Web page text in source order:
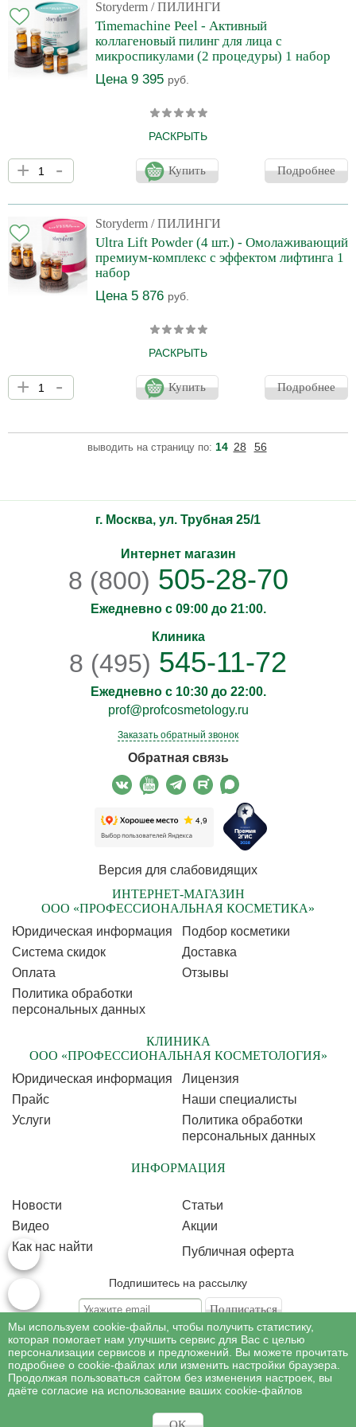
фибробласты к пролиферативной и синтетической активности в
самой «убитой» зоне. Кожа становится плотнее, выталкиваются
морщины, выравнивается рельеф! Гранулированные
биологически ак
Storyderm / ПИЛИНГИ
Timemachine Peel - Активный
коллагеновый пилинг для лица с
микроспикулами (2 процедуры) 1 набор
Цена 9 395 руб.
РАСКРЫТЬ
Активный коллагеновый пилинг для лица с микроспикулами
Storyderm Timemachine Peel для повышения эластичности
тканей и борьбы с возрастными изменениями кожи. Пилинг
заполняет повреждённые участки особыми спикулами и
стимулирует выработку собственных коллагеновых и
эластиновых волокон. Продукт направлен на комплексный уход
за кожей, оказывает омолаживающее действие, разглаживает
кожный покров, заж
+ - Купить Подробнее
Storyderm / ПИЛИНГИ
Ultra Lift Powder (4 шт.) - Омолаживающий
премиум-комплекс с эффектом лифтинга 1
набор
Цена 5 876 руб.
РАСКРЫТЬ
Омолаживающий премиум-комплекс с эффектом лифтинга
Storyderm Ultra Lift Powder выполнен в формате
концентрированного порошка с коллагеном и пептидами.
выраженного эффекта лифтинга способствует разглаживанию
морщин, уменьшению кожных заломов и активному
+ - Купить Подробнее
выводить на страницу по: 14 28 56
г. Москва, ул. Трубная 25/1
Интернет магазин
8 (800) 505-28-70
Ежедневно с 09:00 до 21:00.
Клиника
8 (495) 545-11-72
Ежедневно с 10:30 до 22:00.
prof@profcosmetology.ru
Заказать обратный звонок
Обратная связь
Версия для слабовидящих
ИНТЕРНЕТ-МАГАЗИН
ООО «ПРОФЕССИОНАЛЬНАЯ КОСМЕТИКА»
Юридическая информация
Подбор косметики
Cистема скидок
Доставка
Оплата
Отзывы
Политика обработки
персональных данных
КЛИНИКА
ООО «ПРОФЕССИОНАЛЬНАЯ КОСМЕТОЛОГИЯ»
Юридическая информация
Лицензия
Прайс
Наши специалисты
Услуги
Политика обработки
персональных данных
ИНФОРМАЦИЯ
Новости
Статьи
Видео
Акции
Как нас найти
Публичная оферта
Подпишитесь на рассылку
Подписываясь на рассылку, Вы соглашаетесь c условиями политикиобработки
персональных данных
©Профессиональная косметология, 2007 - 2026
Все права на материалы сайта www.profcosmetology.ru охраняются в
Имеются противопоказания, необходима консультация специалиста.
Мы используем cookie-файлы, чтобы получить статистику,
которая помогает нам улучшить сервис для Вас с целью
персонализации сервисов и предложений. Вы можете прочитать
подробнее о cookie-файлах или изменить настройки браузера.
Продолжая пользоваться сайтом без изменения настроек, вы
даёте согласие на использование ваших cookie-файлов